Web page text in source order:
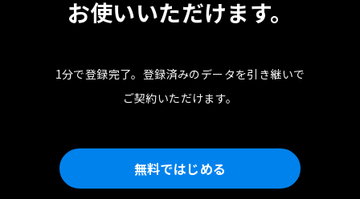
お使いいただけます。
1分で登録完了。 登録済みのデータを引き継いで
ご契約いただけます。
無料ではじめる